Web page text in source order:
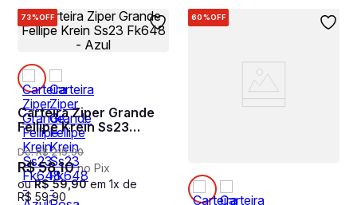
73%OFF
Carteira Ziper Grande
Fellipe Krein Ss23
Fk648 - Azul
De:R$ 219,90
R$58,10no Pix
ouR$ 59,90em 1x de
R$ 59,90
60%OFF